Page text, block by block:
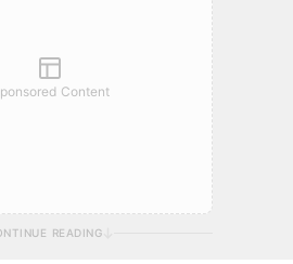
Content
READING